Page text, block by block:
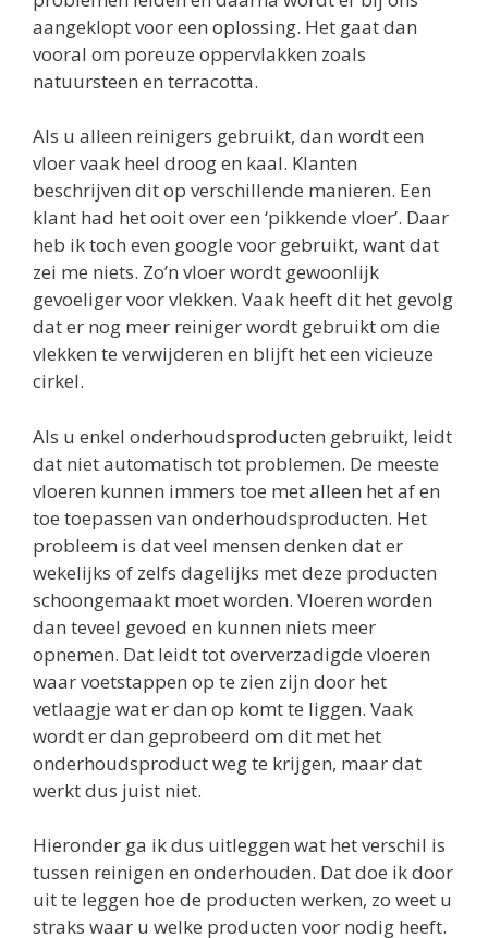
aangeklopt voor een oplossing. Het gaat dan
vooral om poreuze oppervlakken zoals
natuursteen en terracotta.
Als u alleen reinigers gebruikt, dan wordt een
vloer vaak heel droog en kaal. Klanten
beschrijven dit op verschillende manieren. Een
klant had het ooit over een ‘pikkende vloer’. Daar
heb ik toch even google voor gebruikt, want dat
zei me niets. Zo’n vloer wordt gewoonlijk
gevoeliger voor vlekken. Vaak heeft dit het gevolg
dat er nog meer reiniger wordt gebruikt om die
vlekken te verwijderen en blijft het een vicieuze
cirkel.
Als u enkel onderhoudsproducten gebruikt, leidt
dat niet automatisch tot problemen. De meeste
vloeren kunnen immers toe met alleen het af en
toe toepassen van onderhoudsproducten. Het
probleem is dat veel mensen denken dat er
wekelijks of zelfs dagelijks met deze producten
schoongemaakt moet worden. Vloeren worden
dan teveel gevoed en kunnen niets meer
opnemen. Dat leidt tot oververzadigde vloeren
waar voetstappen op te zien zijn door het
vetlaagje wat er dan op komt te liggen. Vaak
wordt er dan geprobeerd om dit met het
onderhoudsproduct weg te krijgen, maar dat
werkt dus juist niet.
Hieronder ga ik dus uitleggen wat het verschil is
tussen reinigen en onderhouden. Dat doe ik door
uit te leggen hoe de producten werken, zo weet u
straks waar u welke producten voor nodig heeft.